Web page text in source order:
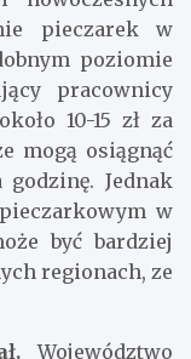
pieczarek
pieczarek w
poziomie
pracownicy
10-15 zł za
mogą osiągnąć
Jednak
w
być bardziej
regionach, ze